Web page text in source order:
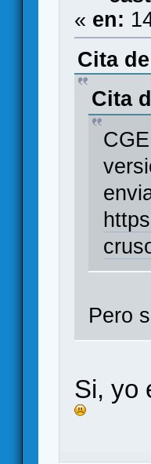
« en:
Cita
Cita
Pero
Si, yo